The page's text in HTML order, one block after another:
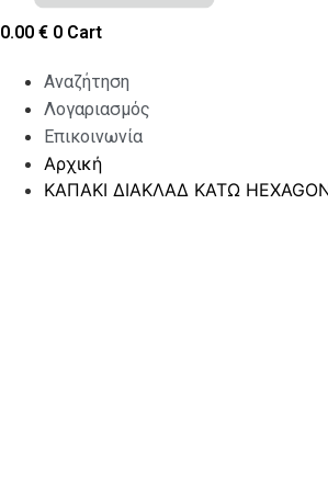
0.00 € 0 Cart
Αναζήτηση
Λογαριασμός
Επικοινωνία
Αρχική
ΚΑΠΑΚΙ ΔΙΑΚΛΑΔ ΚΑΤΩ